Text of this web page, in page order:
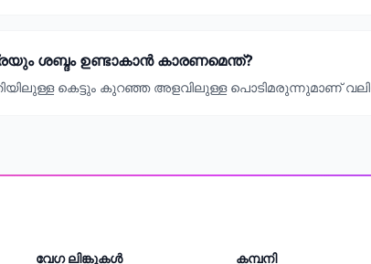
ശബ്ദം ഉണ്ടാകാൻ കാരണമെന്ത്?
കെട്ടും കുറഞ്ഞ അളവിലുള്ള പൊടിമരുന്നുമാണ്
വേഗ ലിങ്കുകൾ കമ്പനി